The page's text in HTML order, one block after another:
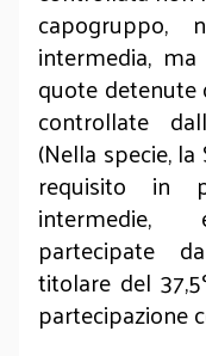
intermedia,
quote
controllate
(Nella specie,
requisito in
intermedie,
partecipate
titolare del
partecipazione